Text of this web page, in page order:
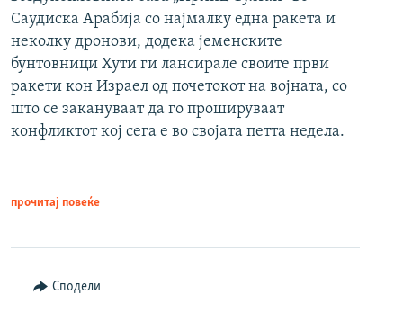
Саудиска Арабија со најмалку една ракета и
неколку дронови, додека јеменските
бунтовници Хути ги лансирале своите први
ракети кон Израел од почетокот на војната, со
што се закануваат да го прошируваат
конфликтот кој сега е во својата петта недела.
прочитај повеќе
Сподели